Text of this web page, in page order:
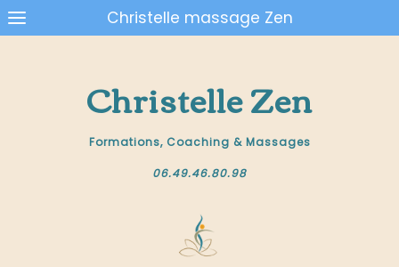
Christelle massage Zen
Christelle Zen
Formations, Coaching & Massages
06.49.46.80.98